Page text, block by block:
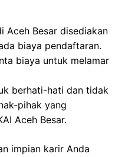
Aceh Besar disediakan
biaya pendaftaran.
biaya untuk melamar
berhati-hati dan tidak
pihak yang
Aceh Besar.
impian karir Anda